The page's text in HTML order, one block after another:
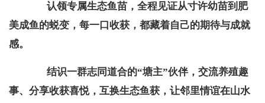
认领专属生态鱼苗，全程见证从寸许幼苗到肥
美成鱼的蜕变，每一口收获，都藏着自己的期待与成就
感。
结识一群志同道合的“塘主”伙伴，交流养殖趣
事、分享收获喜悦，互换生态鱼获，让邻里情谊在山水